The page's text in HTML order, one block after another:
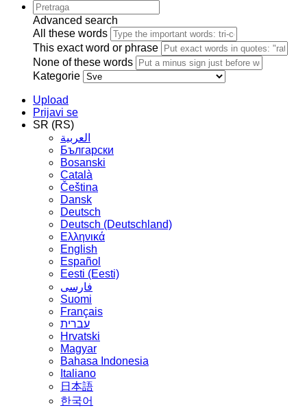
Advanced search
All these words
This exact word or phrase
None of these words
Kategorie
Upload
Prijavi se
SR (RS)
العربية
Български
Bosanski
Сatalà
Čeština
Dansk
Deutsch
Deutsch (Deutschland)
Ελληνικά
English
Español
Eesti (Eesti)
فارسی
Suomi
Français
עברית
Hrvatski
Magyar
Bahasa Indonesia
Italiano
日本語
한국어